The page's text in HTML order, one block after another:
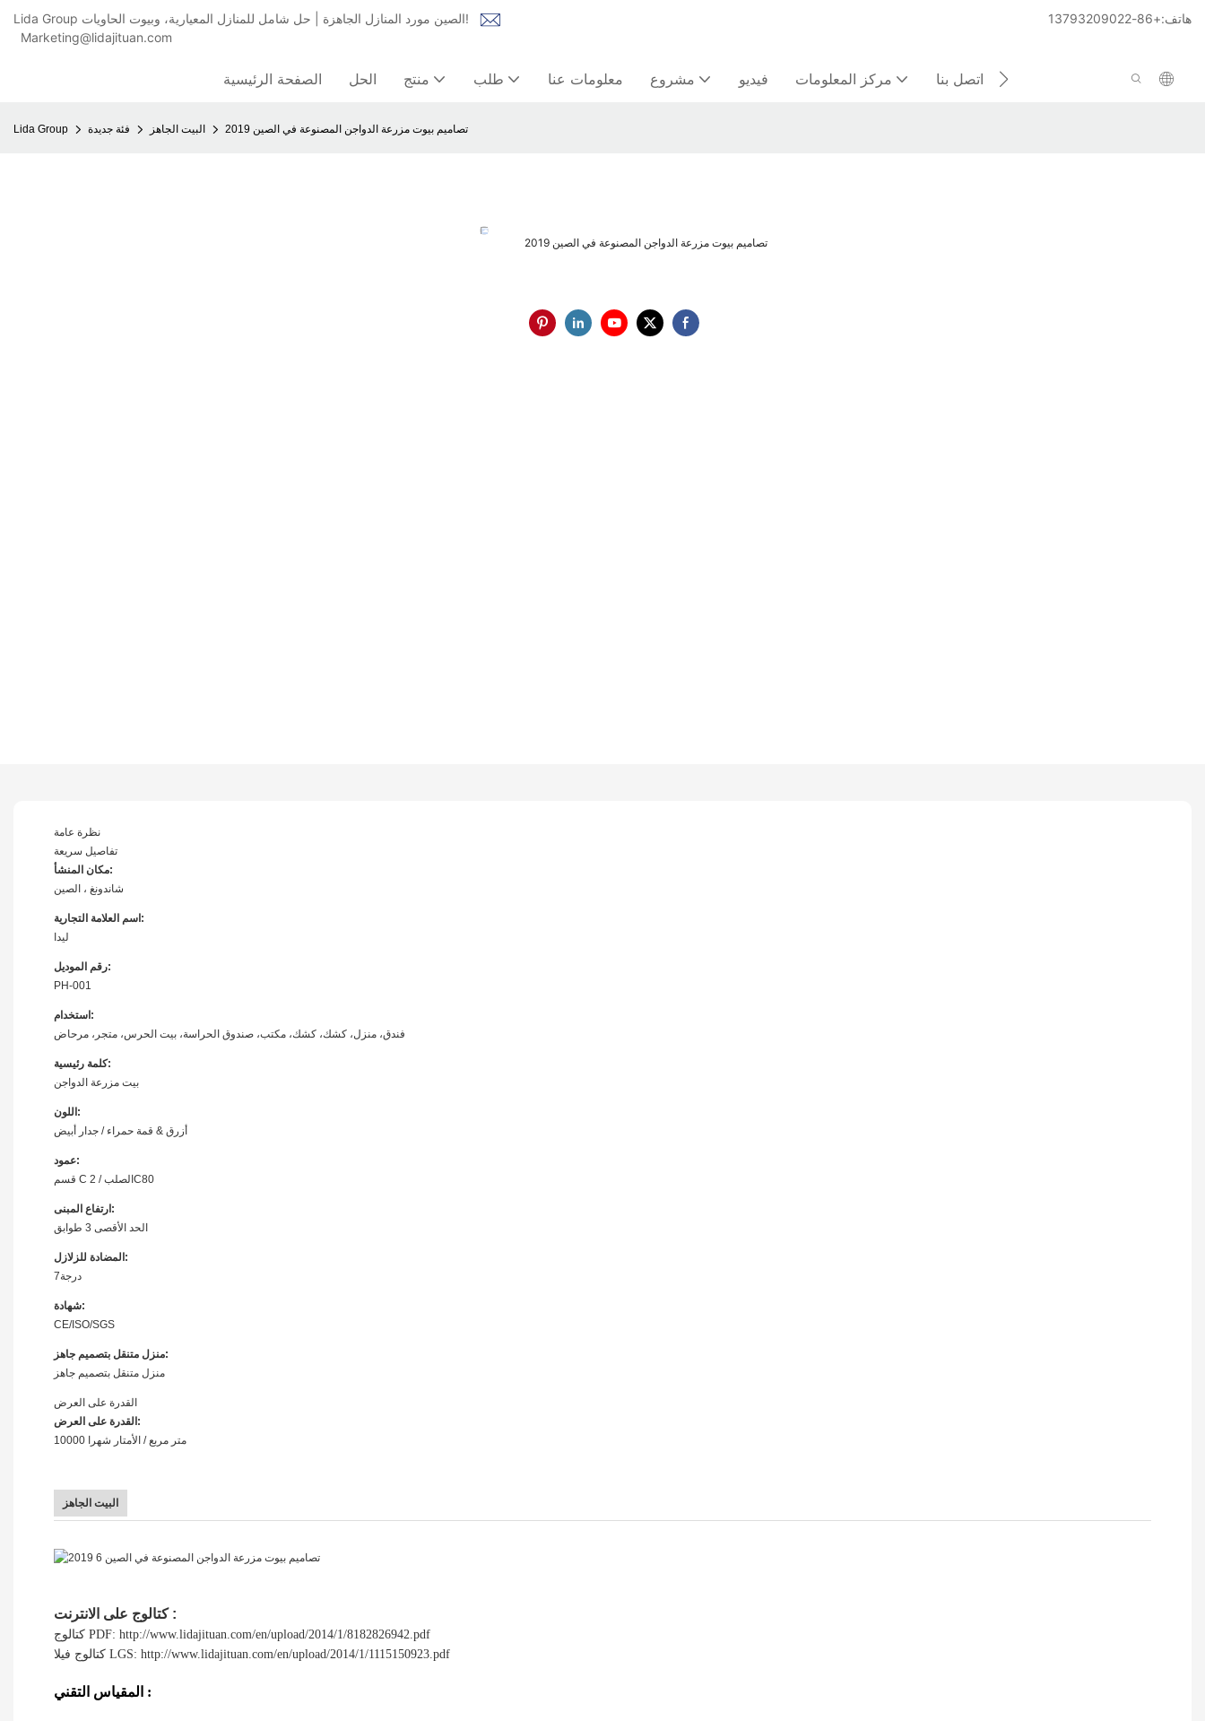
Lida Group الصين مورد المنازل الجاهزة | حل شامل للمنازل المعيارية، وبيوت الحاويات!
Marketing@lidajituan.com
هاتف:+86-13793209022
الصفحة الرئيسية الحل منتج طلب معلومات عنا مشروع فيديو مركز المعلومات اتصل بنا
Lida Group فئة جديدة البيت الجاهز 2019 تصاميم بيوت مزرعة الدواجن المصنوعة في الصين
2019 تصاميم بيوت مزرعة الدواجن المصنوعة في الصين
نظرة عامة
تفاصيل سريعة
مكان المنشأ:
شاندونغ ، الصين
اسم العلامة التجارية:
ليدا
رقم الموديل:
PH-001
استخدام:
فندق، منزل، كشك، كشك، مكتب، صندوق الحراسة، بيت الحرس، متجر، مرحاض
كلمة رئيسية:
بيت مزرعة الدواجن
اللون:
أزرق & قمة حمراء / جدار أبيض
عمود:
قسم C الصلب / 2C80
ارتفاع المبنى:
الحد الأقصى 3 طوابق
المضادة للزلازل:
درجة7
شهادة:
CE/ISO/SGS
منزل متنقل بتصميم جاهز:
منزل متنقل بتصميم جاهز
القدرة على العرض
القدرة على العرض:
10000 متر مربع / الأمتار شهرا
البيت الجاهز
كتالوج على الانترنت :
كتالوج PDF: http://www.lidajituan.com/en/upload/2014/1/8182826942.pdf
كتالوج فيلا LGS: http://www.lidajituan.com/en/upload/2014/1/1115150923.pdf
: